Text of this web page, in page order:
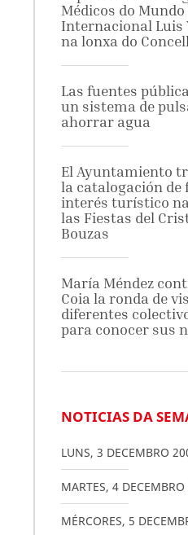
Médicos do
Internacional Luis
na lonxa do
Las fuentes
un sistema de
ahorrar agua
El Ayuntamiento
la catalogación de
interés turístico
las Fiestas del
Bouzas
María Méndez
Coia la ronda de
diferentes
para conocer sus
NOTICIAS DA
LUNS, 3 DECEMBRO
MARTES, 4 DECEMBRO
MÉRCORES, 5